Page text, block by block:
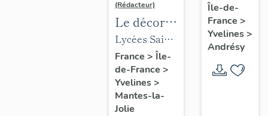
(Rédacteur)
Le décor
des lycées
de Mantes
Lycées Saint-
Exupéry et
Jean Rostand
France > Île-
de-France >
Yvelines>
Mantes-la-
Jolie
l'église
Saint-
Germain-
de-
Paris
Saint-
Germain
Île-de-
France >
Yvelines>
Andrésy